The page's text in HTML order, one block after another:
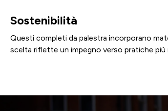
Sostenibilità
Questi completi da palestra incorporano
scelta riflette un impegno verso pratiche